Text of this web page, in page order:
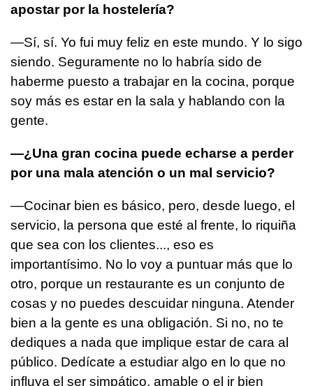
apostar por la hostelería?
—Sí, sí. Yo fui muy feliz en este mundo. Y lo sigo
siendo. Seguramente no lo habría sido de
haberme puesto a trabajar en la cocina, porque
soy más es estar en la sala y hablando con la
gente.
—¿Una gran cocina puede echarse a perder
por una mala atención o un mal servicio?
—Cocinar bien es básico, pero, desde luego, el
servicio, la persona que esté al frente, lo riquiña
que sea con los clientes..., eso es
importantísimo. No lo voy a puntuar más que lo
otro, porque un restaurante es un conjunto de
cosas y no puedes descuidar ninguna. Atender
bien a la gente es una obligación. Si no, no te
dediques a nada que implique estar de cara al
público. Dedícate a estudiar algo en lo que no
influya el ser simpático, amable o el ir bien